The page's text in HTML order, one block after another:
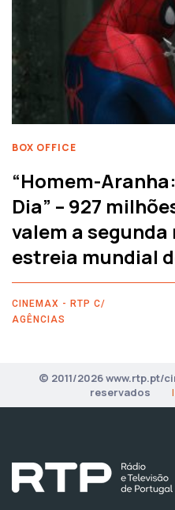
BOX OFFICE
“Homem-
Dia” – 927
valem a
estreia mundial
CINEMAX - RTP C/
AGÊNCIAS
© 2011/2026 www.rtp.pt/
reservados
|